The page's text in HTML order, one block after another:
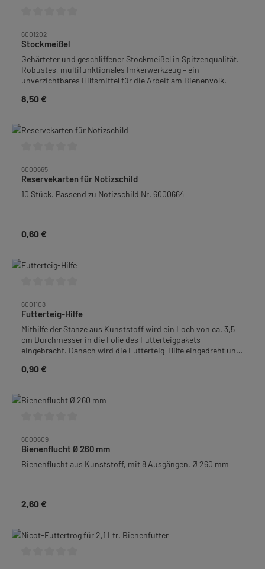
6001202
Stockmeißel
Gehärteter und geschliffener Stockmeißel in Spitzenqualität.
Robustes, multifunktionales Imkerwerkzeug – ein
unverzichtbares Hilfsmittel für die Arbeit am Bienenvolk.
Regulärer Preis:
8,50 €
6000665
Reservekarten für Notizschild
10 Stück. Passend zu Notizschild Nr. 6000664
Regulärer Preis:
0,60 €
6001108
Futterteig-Hilfe
Mithilfe der Stanze aus Kunststoff wird ein Loch von ca. 3,5
cm Durchmesser in die Folie des Futterteigpakets
eingebracht. Danach wird die Futterteig-Hilfe eingedreht und
die Folie nicht wieder zusammenfällt.• Innendurchmesser: 3,5
Regulärer Preis:
0,90 €
6000609
Bienenflucht Ø 260 mm
Bienenflucht aus Kunststoff, mit 8 Ausgängen, Ø 260 mm
Regulärer Preis:
2,60 €